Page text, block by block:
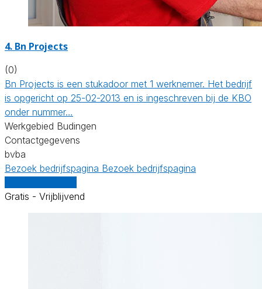
4. Bn Projects
(0)
Bn Projects is een stukadoor met 1 werknemer. Het bedrijf
is opgericht op 25-02-2013 en is ingeschreven bij de KBO
onder nummer…
Werkgebied Budingen
Contactgegevens
bvba
Bezoek bedrijfspagina Bezoek bedrijfspagina
Gratis - Vrijblijvend